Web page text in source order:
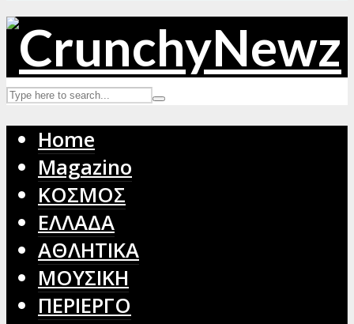
Home
Magazino
ΚΟΣΜΟΣ
ΕΛΛΑΔΑ
ΑΘΛΗΤΙΚΑ
ΜΟΥΣΙΚΗ
ΠΕΡΙΕΡΓΟ